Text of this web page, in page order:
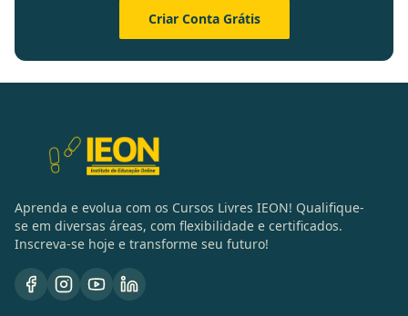
Criar Conta Grátis
Aprenda e evolua com os Cursos Livres IEON! Qualifique-
se em diversas áreas, com flexibilidade e certificados.
Inscreva-se hoje e transforme seu futuro!